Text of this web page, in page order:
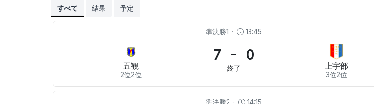
すべて 結果 予定
準決勝1 · 13:45
五観
2位2位
7 - 0
終了 上宇部
3位2位
準決勝2 · 14:15